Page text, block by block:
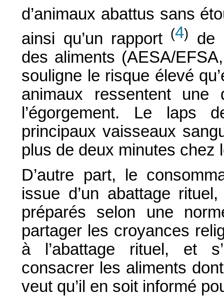
d’animaux abattus sans
ainsi qu’un rapport (4)
de
des aliments (AESA/
souligne le risque élevé
animaux ressentent une
l’égorgement. Le
principaux vaisseaux
plus de deux minutes chez
D’autre part, le
issue d’un abattage
préparés selon une
partager les croyances
à l’abattage rituel, et
consacrer les aliments
veut qu’il en soit informé